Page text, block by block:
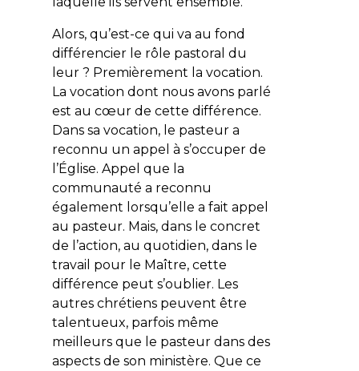
Alors, qu’est-ce qui va au fond
différencier le rôle pastoral du
leur ? Premièrement la vocation.
La vocation dont nous avons parlé
est au cœur de cette différence.
Dans sa vocation, le pasteur a
reconnu un appel à s’occuper de
l’Église. Appel que la
communauté a reconnu
également lorsqu’elle a fait appel
au pasteur. Mais, dans le concret
de l’action, au quotidien, dans le
travail pour le Maître, cette
différence peut s’oublier. Les
autres chrétiens peuvent être
talentueux, parfois même
meilleurs que le pasteur dans des
aspects de son ministère. Que ce